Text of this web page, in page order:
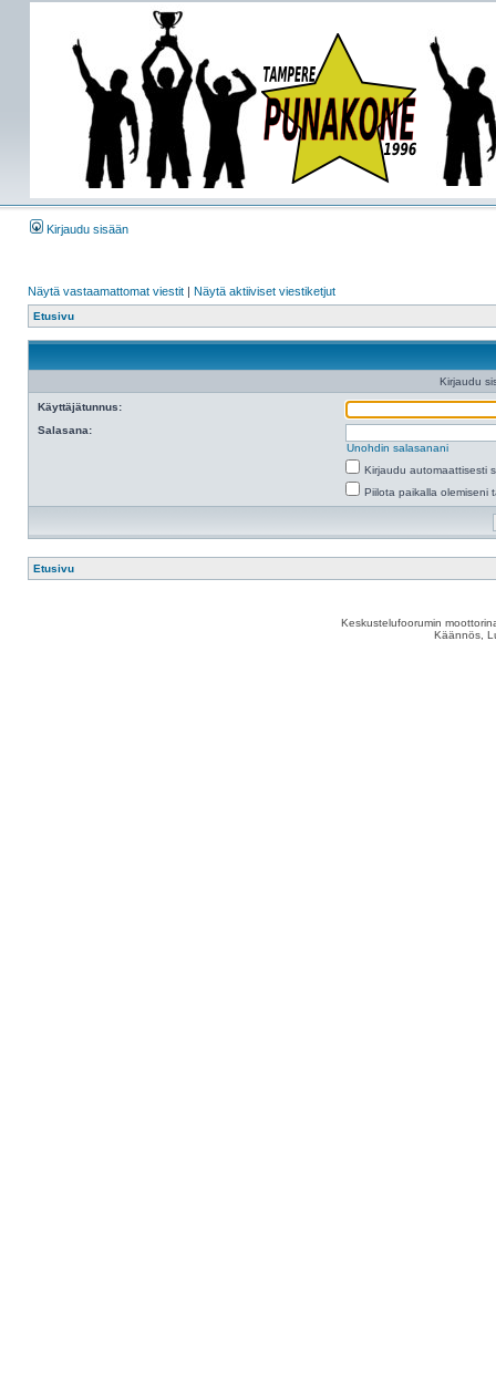
Kirjaudu sisään
Näytä vastaamattomat viestit | Näytä aktiiviset viestiketjut
Etusivu
Kirjaudu
Käyttäjätunnus:
Salasana:
Unohdin salasanani
Kirjaudu automaattisesti
Piilota paikalla olemiseni
Etusivu
Keskustelufoorumin
Käännös,